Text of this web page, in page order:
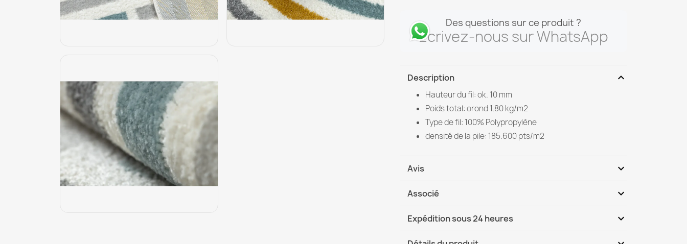
Des questions sur ce produit ?
Écrivez-nous sur WhatsApp
Description expand_more
Hauteur du fil: ok. 10 mm
Poids total: orond 1,80 kg/m2
Type de fil: 100% Polypropylène
densité de la pile: 185.600 pts/m2
Avis expand_more
Associé expand_more
Expédition sous 24 heures expand_more
DHL / GLS International